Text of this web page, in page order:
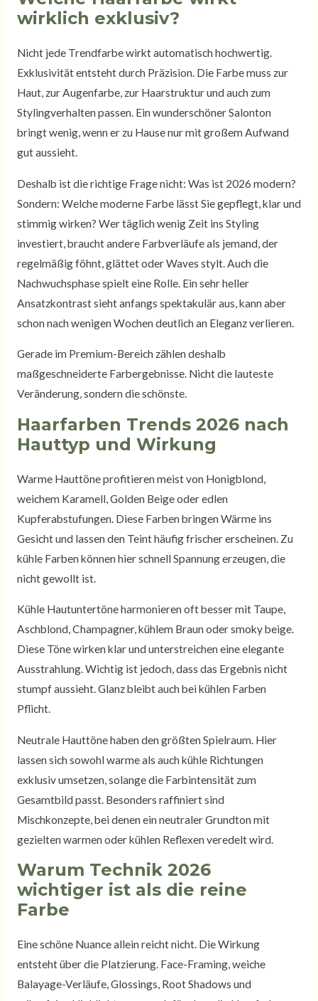
wirklich exklusiv?
Nicht jede Trendfarbe wirkt automatisch hochwertig.
Exklusivität entsteht durch Präzision. Die Farbe muss zur
Haut, zur Augenfarbe, zur Haarstruktur und auch zum
Stylingverhalten passen. Ein wunderschöner Salonton
bringt wenig, wenn er zu Hause nur mit großem Aufwand
gut aussieht.
Deshalb ist die richtige Frage nicht: Was ist 2026 modern?
Sondern: Welche moderne Farbe lässt Sie gepflegt, klar und
stimmig wirken? Wer täglich wenig Zeit ins Styling
investiert, braucht andere Farbverläufe als jemand, der
regelmäßig föhnt, glättet oder Waves stylt. Auch die
Nachwuchsphase spielt eine Rolle. Ein sehr heller
Ansatzkontrast sieht anfangs spektakulär aus, kann aber
schon nach wenigen Wochen deutlich an Eleganz verlieren.
Gerade im Premium-Bereich zählen deshalb
maßgeschneiderte Farbergebnisse. Nicht die lauteste
Veränderung, sondern die schönste.
Haarfarben Trends 2026 nach
Hauttyp und Wirkung
Warme Hauttöne profitieren meist von Honigblond,
weichem Karamell, Golden Beige oder edlen
Kupferabstufungen. Diese Farben bringen Wärme ins
Gesicht und lassen den Teint häufig frischer erscheinen. Zu
kühle Farben können hier schnell Spannung erzeugen, die
nicht gewollt ist.
Kühle Hautuntertöne harmonieren oft besser mit Taupe,
Aschblond, Champagner, kühlem Braun oder smoky beige.
Diese Töne wirken klar und unterstreichen eine elegante
Ausstrahlung. Wichtig ist jedoch, dass das Ergebnis nicht
stumpf aussieht. Glanz bleibt auch bei kühlen Farben
Pflicht.
Neutrale Hauttöne haben den größten Spielraum. Hier
lassen sich sowohl warme als auch kühle Richtungen
exklusiv umsetzen, solange die Farbintensität zum
Gesamtbild passt. Besonders raffiniert sind
Mischkonzepte, bei denen ein neutraler Grundton mit
gezielten warmen oder kühlen Reflexen veredelt wird.
Warum Technik 2026
wichtiger ist als die reine
Farbe
Eine schöne Nuance allein reicht nicht. Die Wirkung
entsteht über die Platzierung. Face-Framing, weiche
Balayage-Verläufe, Glossings, Root Shadows und